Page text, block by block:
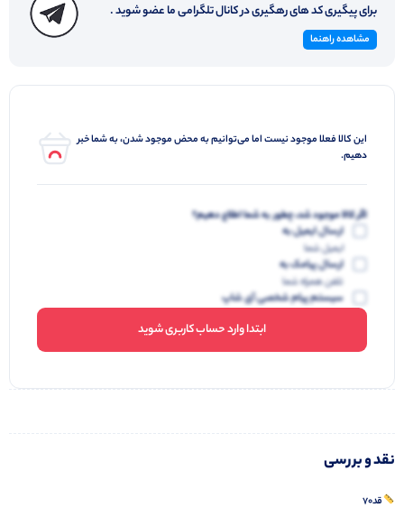
برای پیگیری کد های رهگیری در کانال تلگرامی ما عضو شوید .
مشاهده راهنما
این کالا فعلا موجود نیست اما می‌توانیم به محض موجود شدن، به شما خبر
دهیم.
اگر کالا موجود شد، چطور به شما اطلاع دهیم؟
ارسال ایمیل به
ایمیل شما
ارسال پیامک به
تلفن همراه شما
سیستم پیام شخصی آی شاپ
ابتدا وارد حساب کاربری شوید
نقد و بررسی
قد۷۰